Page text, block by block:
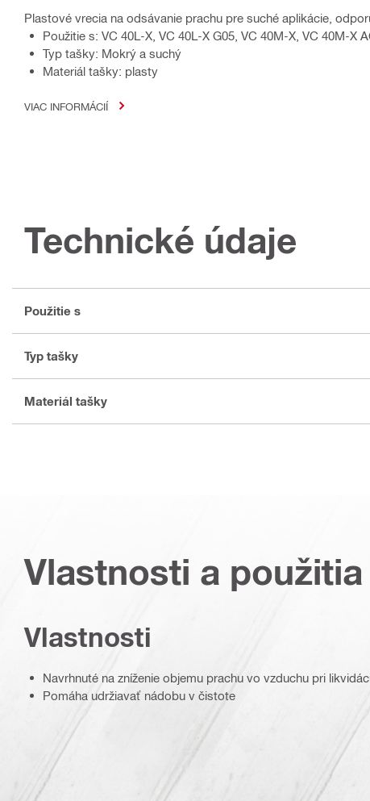
Plastové vrecia na odsávanie prachu pre suché aplikácie,
Použitie s: VC 40L-X, VC 40L-X G05, VC 40M-X, VC 40M-X
Typ tašky: Mokrý a suchý
Materiál tašky: plasty
VIAC INFORMÁCIÍ
Technické údaje
Použitie s
Typ tašky
Materiál tašky
Vlastnosti a použitia
Vlastnosti
Navrhnuté na zníženie objemu prachu vo vzduchu pri
Pomáha udržiavať nádobu v čistote